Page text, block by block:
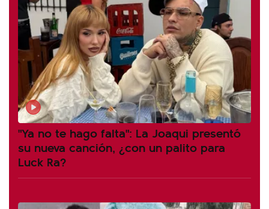
"Ya no te hago falta": La Joaqui presentó
su nueva canción, ¿con un palito para
Luck Ra?